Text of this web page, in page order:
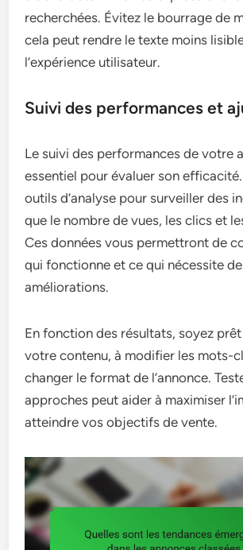
recherchées. Évitez le bourrage de
cela peut rendre le texte moins
l’expérience utilisateur.
Suivi des performances et
Le suivi des performances de votre
essentiel pour évaluer son
outils d’analyse pour surveiller des
que le nombre de vues, les clics et
Ces données vous permettront de
qui fonctionne et ce qui nécessite
améliorations.
En fonction des résultats, soyez
votre contenu, à modifier les mots-
changer le format de l’annonce.
approches peut aider à maximiser
atteindre vos objectifs de vente.